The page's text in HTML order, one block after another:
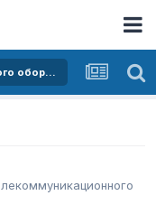
Покупка и продажа телекоммуникационного оборудования